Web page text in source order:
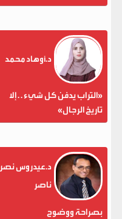
د.أوهاد محمد
«التراب يدفن كل شيء . . إلا
تاريخ الرجال»
د.عيدروس نصر
ناصر
بصراحة ووضوح